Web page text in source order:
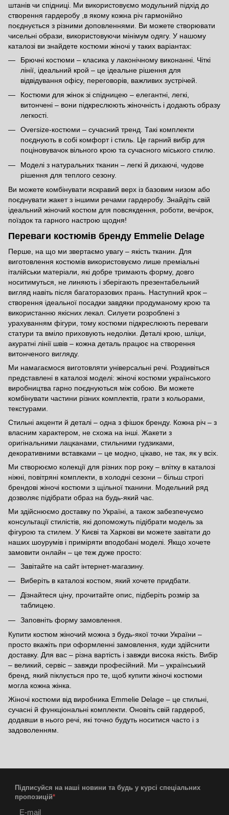
штанів чи спідниці. Ми використовуємо модульний підхід до
створення гардеробу ,в якому кожна річ гармонійно
поєднується з різними доповленнями. Ви можете створювати
чисельні образи, використовуючи мінімум одягу. У нашому
каталозі ви знайдете костюми жіночі у таких варіантах:
Брючні костюми – класика у лаконічному виконанні. Чіткі
лінії, ідеальний крой – це ідеальне рішення для
відвідування офісу, переговорів, важливих зустрічей.
Костюми для жінок зі спідницею – елегантні, легкі,
витончені – вони підкреслюють жіночність і додають образу
легкості.
Oversize-костюми – сучасний тренд. Такі комплекти
поєднують в собі комфорт і стиль. Це гарний вибір для
поціновувачок вільного крою та сучасного міського стилю.
Моделі з натуральних тканин – легкі й дихаючі, чудове
рішення для теплого сезону.
Ви можете комбінувати яскравий верх із базовим низом або
поєднувати жакет з іншими речами гардеробу. Знайдіть свій
ідеальний жіночий костюм для повсякдення, роботи, вечірок,
поїздок та гарного настрою щодня!
Переваги костюмів бренду Emmelie Delage
Перше, на що ми звертаємо увагу – якість тканин. Для
виготовлення костюмів використовуємо лише преміальні
італійськи матеріали, які добре тримають форму, довго
носитимуться, не линяють і зберігають презентабельний
вигляд навіть після багаторазових прань. Наступний крок –
створення ідеальної посадки завдяки продуманому крою та
використанню якісних лекал. Силуети розроблені з
урахуванням фігури, тому костюми підкреслюють переваги
статури та вміло приховують недоліки. Деталі крою, шліци,
акуратні лінії швів – кожна деталь працює на створення
витонченого вигляду.
Ми намагаємося виготовляти універсальні речі. Роздивіться
представлені в каталозі моделі: жіночі костюми українського
виробництва гарно поєднуються між собою. Ви можете
комбінувати частини різних комплектів, грати з кольорами,
текстурами.
Стильні акценти й деталі – одна з фішок бренду. Кожна річ – з
власним характером, не схожа на інші. Жакети з
оригінальними лацканами, стильними гудзиками,
декоративними вставками – це модно, цікаво, не так, як у всіх.
Ми створюємо колекції для різних пор року – влітку в каталозі
ніжні, повітряні комплекти, в холодні сезони – більш строгі
брендові жіночі костюми з щільної тканини. Модельний ряд
дозволяє підібрати образ на будь-який час.
Ми здійснюємо доставку по Україні, а також забезпечуємо
консультації стилістів, які допоможуть підібрати модель за
фігурою та стилем. У Києві та Харкові ви можете завітати до
наших шоурумів і приміряти вподобані моделі. Якщо хочете
замовити онлайн – це теж дуже просто:
Завітайте на сайт інтернет-магазину.
Виберіть в каталозі костюм, який хочете придбати.
Дізнайтеся ціну, прочитайте опис, підберіть розмір за
таблицею.
Заповніть форму замовлення.
Купити костюм жіночий можна з будь-якої точки України –
просто вкажіть при оформленні замовлення, куди здійснити
доставку. Для вас – різна вартість і завжди висока якість. Вибір
– великий, сервіс – завжди професійний. Ми – український
бренд, який піклується про те, щоб купити жіночі костюми
могла кожна жінка.
Жіночі костюми від виробника Emmelie Delage – це стильні,
сучасні й функціональні комплекти. Оновіть свій гардероб,
додавши в нього речі, які точно будуть носитися часто і з
задоволенням.
Підписуйся на наші новини та будь у курсі спеціальних
пропозицій*